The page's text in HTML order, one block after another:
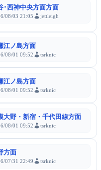
･西神中央方面方面
08/03 21:05 jettleigh
江ノ島方面
08/01 09:52 tsrknic
江ノ島方面
08/01 09:52 tsrknic
大野・新宿・千代田線方面
08/01 09:52 tsrknic
方面
07/31 22:49 tsrknic